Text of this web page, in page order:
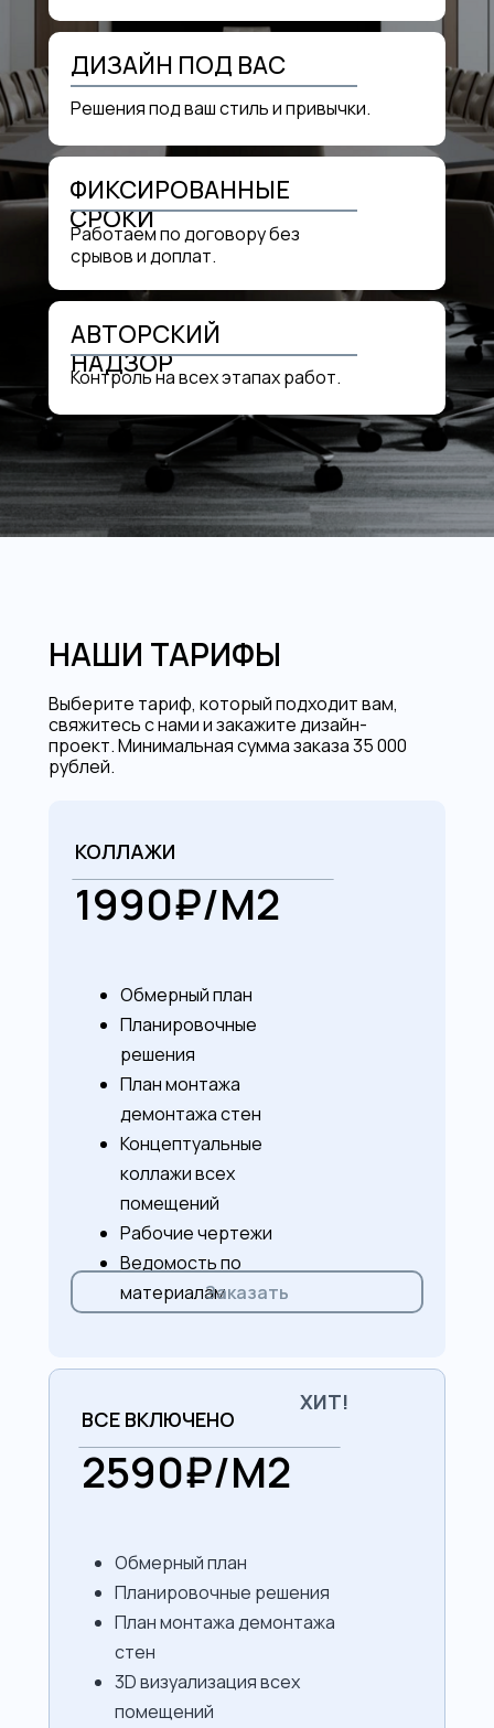
АВТОРСКИЙ
НАДЗОР
Контроль на всех этапах работ.
Работаем по договору без
срывов и доплат.
ФИКСИРОВАННЫЕ
СРОКИ
ДИЗАЙН ПОД ВАС
Решения под ваш стиль и привычки.
Выберите тариф, который подходит вам,
свяжитесь с нами и закажите дизайн-
проект. Минимальная сумма заказа 35 000
рублей.
НАШИ ТАРИФЫ
2590₽/М2
ХИТ!
ВСЕ ВКЛЮЧЕНО
Обмерный план
Планировочные решения
План монтажа демонтажа
стен
3D визуализация всех
помещений
1990₽/М2
КОЛЛАЖИ
Обмерный план
Планировочные
решения
План монтажа
демонтажа стен
Концептуальные
коллажи всех
помещений
Рабочие чертежи
Ведомость по
материаламЗаказать